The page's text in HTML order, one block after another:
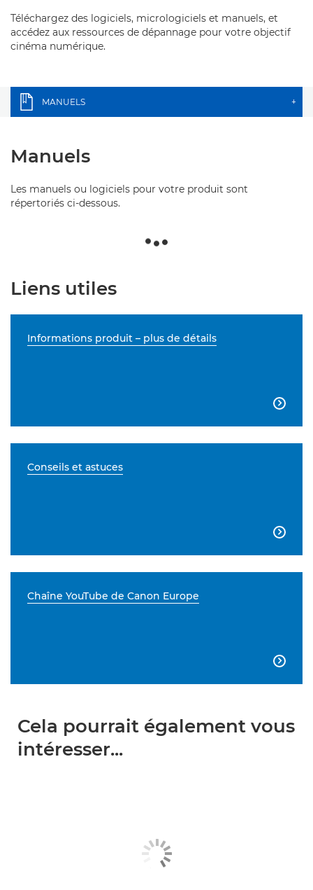
Téléchargez des logiciels, micrologiciels et manuels, et
accédez aux ressources de dépannage pour votre objectif
cinéma numérique.
MANUELS +
Manuels
Les manuels ou logiciels pour votre produit sont
répertoriés ci-dessous.
Liens utiles
Informations produit – plus de détails

Conseils et astuces

Chaîne YouTube de Canon Europe

Cela pourrait également vous
intéresser...